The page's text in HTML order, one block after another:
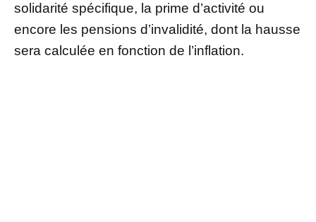
solidarité spécifique, la prime d’activité ou
encore les pensions d’invalidité, dont la hausse
sera calculée en fonction de l’inflation.